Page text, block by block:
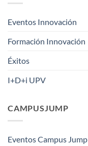
Eventos Innovación
Formación Innovación
Éxitos
I+D+i UPV
CAMPUSJUMP
Eventos Campus Jump